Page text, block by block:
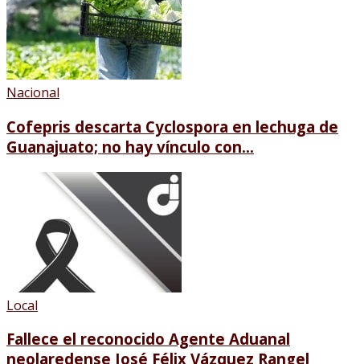
Nacional
Cofepris descarta Cyclospora en lechuga de
Guanajuato; no hay vínculo con...
Local
Fallece el reconocido Agente Aduanal
neolaredense José Félix Vázquez Rangel